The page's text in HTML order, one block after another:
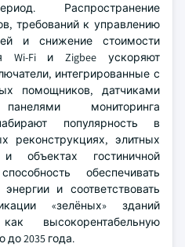
Распространение
требований к управлению
и снижение стоимости
Wi-Fi и Zigbee ускоряют
интегрированные с
помощников, датчиками
мониторинга
популярность в
реконструкциях, элитных
объектах гостиничной
обеспечивать
и соответствовать
«зелёных» зданий
высокорентабельную
2035 года.